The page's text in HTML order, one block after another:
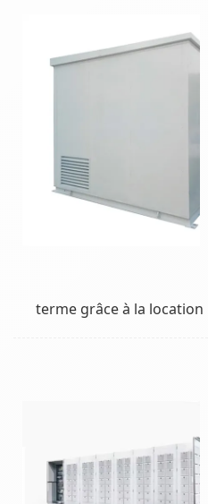
terme grâce à la location